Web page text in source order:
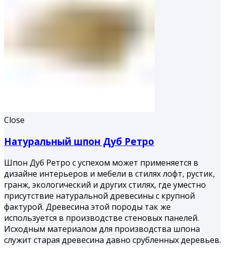
Close
Натуральный шпон Дуб Ретро
Шпон Дуб Ретро с успехом может применяется в
дизайне интерьеров и мебели в стилях лофт, рустик,
гранж, экологический и других стилях, где уместно
присутствие натуральной древесины с крупной
фактурой. Древесина этой породы так же
используется в производстве стеновых панелей.
Исходным материалом для производства шпона
служит старая древесина давно срубленных деревьев.